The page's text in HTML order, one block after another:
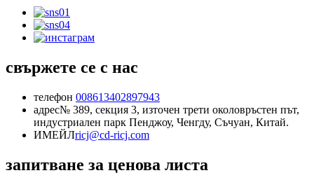
свържете се с нас
телефон 008613402897943
адрес№ 389, секция 3, източен трети околовръстен път,
индустриален парк Пенджоу, Ченгду, Съчуан, Китай.
ИМЕЙЛricj@cd-ricj.com
запитване за ценова листа